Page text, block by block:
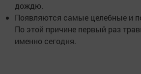
дождю.
Появляются самые целебные и
По этой причине первый раз
именно сегодня.